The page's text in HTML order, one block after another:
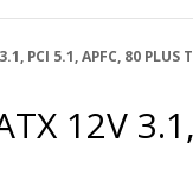
PCI 5.1, APFC, 80
12V